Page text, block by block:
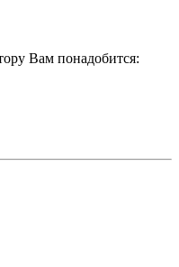
Вам понадобится: